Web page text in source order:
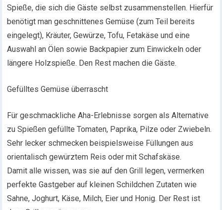
Spieße, die sich die Gäste selbst zusammenstellen. Hierfür
benötigt man geschnittenes Gemüse (zum Teil bereits
eingelegt), Kräuter, Gewürze, Tofu, Fetakäse und eine
Auswahl an Ölen sowie Backpapier zum Einwickeln oder
längere Holzspieße. Den Rest machen die Gäste.
Gefülltes Gemüse überrascht
Für geschmackliche Aha-Erlebnisse sorgen als Alternative
zu Spießen gefüllte Tomaten, Paprika, Pilze oder Zwiebeln.
Sehr lecker schmecken beispielsweise Füllungen aus
orientalisch gewürztem Reis oder mit Schafskäse.
Damit alle wissen, was sie auf den Grill legen, vermerken
perfekte Gastgeber auf kleinen Schildchen Zutaten wie
Sahne, Joghurt, Käse, Milch, Eier und Honig. Der Rest ist